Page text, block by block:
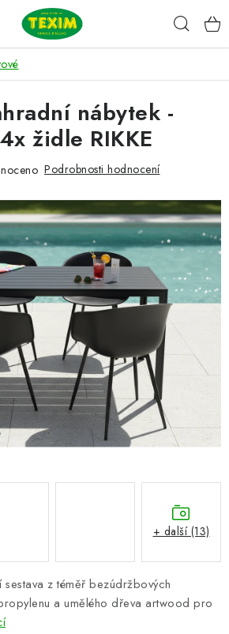
z téměř bezúdržbových
a umělého dřeva artwood pro
nábytek -
židle RIKKE
Podrobnosti hodnocení
+ další (13)